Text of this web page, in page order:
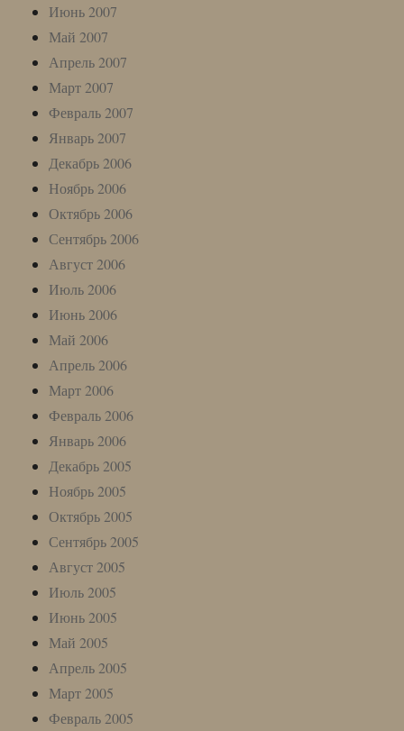
Июнь 2007
Май 2007
Апрель 2007
Март 2007
Февраль 2007
Январь 2007
Декабрь 2006
Ноябрь 2006
Октябрь 2006
Сентябрь 2006
Август 2006
Июль 2006
Июнь 2006
Май 2006
Апрель 2006
Март 2006
Февраль 2006
Январь 2006
Декабрь 2005
Ноябрь 2005
Октябрь 2005
Сентябрь 2005
Август 2005
Июль 2005
Июнь 2005
Май 2005
Апрель 2005
Март 2005
Февраль 2005